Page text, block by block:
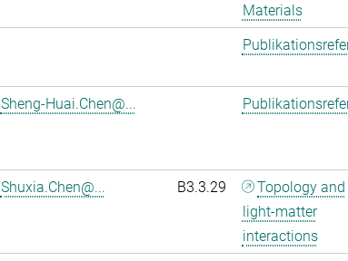
Materials
Sheng-Huai.Chen@...
Shuxia.Chen@... B3.3.29
Topology and
light-matter
interactions